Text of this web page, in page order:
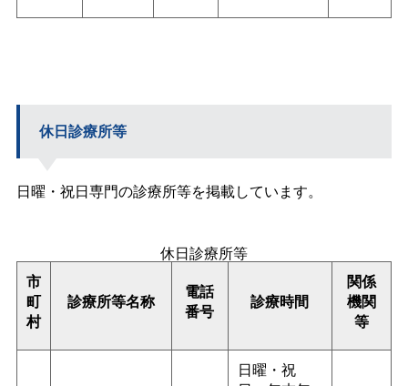
休日診療所等
日曜・祝日専門の診療所等を掲載しています。
休日診療所等
市
町
村
診療所等名称
電話
番号
診療時間
関係
機関
等
日曜・祝